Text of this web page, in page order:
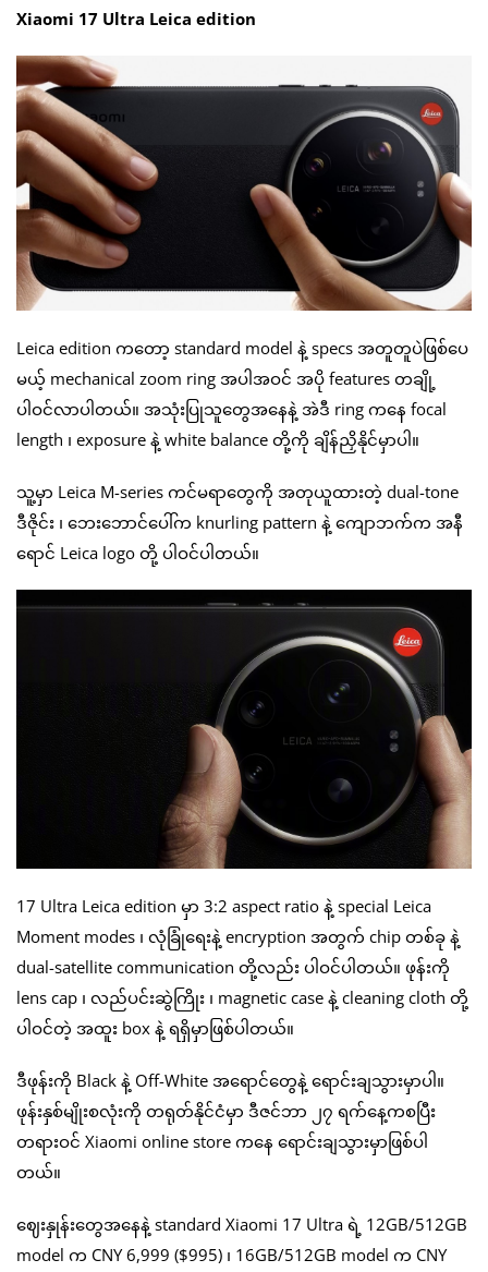
Xiaomi 17 Ultra Leica edition
Leica edition ကတော့ standard model နဲ့ specs အတူတူပဲဖြစ်ပေ
မယ့် mechanical zoom ring အပါအဝင် အပို features တချို့
ပါဝင်လာပါတယ်။ အသုံးပြုသူတွေအနေနဲ့ အဲဒီ ring ကနေ focal
length ၊ exposure နဲ့ white balance တို့ကို ချိန်ညှိနိုင်မှာပါ။
သူ့မှာ Leica M-series ကင်မရာတွေကို အတုယူထားတဲ့ dual-tone
ဒီဇိုင်း ၊ ဘေးဘောင်ပေါ်က knurling pattern နဲ့ ကျောဘက်က အနီ
ရောင် Leica logo တို့ ပါဝင်ပါတယ်။
17 Ultra Leica edition မှာ 3:2 aspect ratio နဲ့ special Leica
Moment modes ၊ လုံခြုံရေးနဲ့ encryption အတွက် chip တစ်ခု နဲ့
dual-satellite communication တို့လည်း ပါဝင်ပါတယ်။ ဖုန်းကို
lens cap ၊ လည်ပင်းဆွဲကြိုး ၊ magnetic case နဲ့ cleaning cloth တို့
ပါဝင်တဲ့ အထူး box နဲ့ ရရှိမှာဖြစ်ပါတယ်။
ဒီဖုန်းကို Black နဲ့ Off-White အရောင်တွေနဲ့ ရောင်းချသွားမှာပါ။
ဖုန်းနှစ်မျိုးစလုံးကို တရုတ်နိုင်ငံမှာ ဒီဇင်ဘာ ၂၇ ရက်နေ့ကစပြီး
တရားဝင် Xiaomi online store ကနေ ရောင်းချသွားမှာဖြစ်ပါ
တယ်။
ဈေးနှုန်းတွေအနေနဲ့ standard Xiaomi 17 Ultra ရဲ့ 12GB/512GB
model က CNY 6,999 ($995) ၊ 16GB/512GB model က CNY